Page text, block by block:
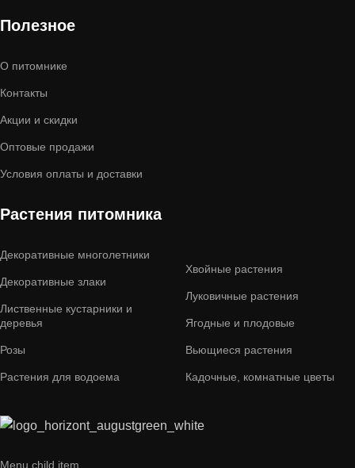
Полезное
О питомнике
Контакты
Акции и скидки
Оптовые продажи
Условия оплаты и доставки
Растения питомника
Декоративные многолетники
Декоративные злаки
Лиственные кустарники и
деревья
Розы
Растения для водоема
Хвойные растения
Луковичные растения
Ягодные и плодовые
Вьющиеся растения
Кадочные, комнатные цветы
Menu child item